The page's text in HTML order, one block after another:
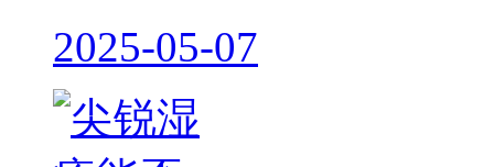
2025-05-07